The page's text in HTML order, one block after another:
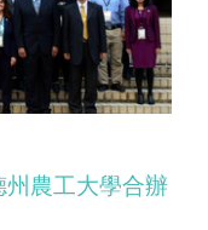
州農工大學合辦